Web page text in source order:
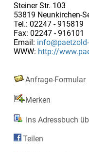
Steiner Str. 103
53819 Neunkirchen-
Tel.: 02247 - 915819
Fax: 02247 - 916101
Email:
WWW: http://
Anfrage-Formular
Merken
Ins Adressbuch
Teilen